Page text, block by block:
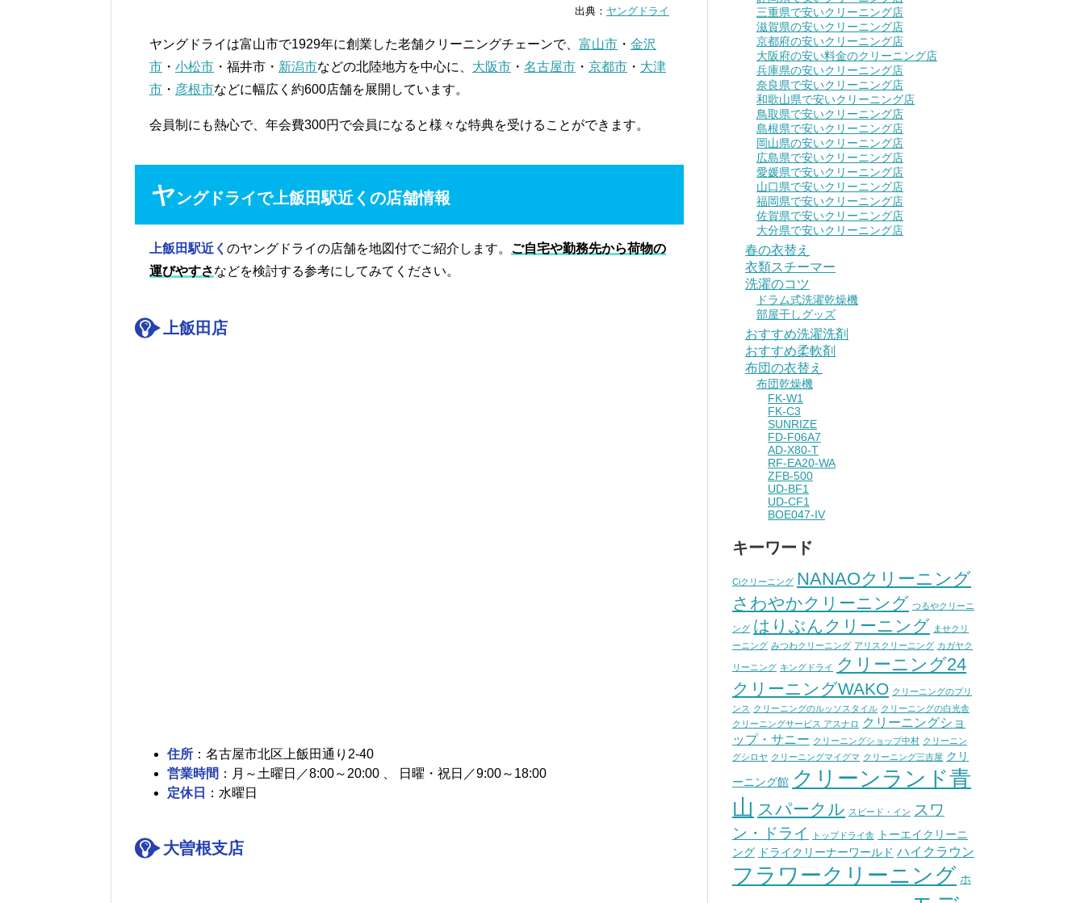
出典： ヤングドライ
ヤングドライは富山市で1929年に創業した老舗クリーニングチェーンで、 富山市 ・ 金沢
市 ・ 小松市 ・福井市・ 新潟市などの北陸地方を中心に、 大阪市 ・ 名古屋市 ・ 京都市 ・ 大津
市 ・ 彦根市などに幅広く約600店舗を展開しています。
会員制にも熱心で、年会費300円で会員になると様々な特典を受けることができます。
ヤングドライで上飯田駅近くの店舗情報
上飯田駅近く のヤングドライの店舗を地図付でご紹介します。 ご自宅や勤務先から荷物の
運びやすさなどを検討する参考にしてみてください。
上飯田店
住所 ：名古屋市北区上飯田通り2-40
営業時間 ：月～土曜日／8:00～20:00 、 日曜・祝日／9:00～18:00
定休日
：水曜日
大曽根支店
三重県で安いクリーニング店
滋賀県の安いクリーニング店
京都府の安いクリーニング店
大阪府の安い料金のクリーニング店
兵庫県の安いクリーニング店
奈良県で安いクリーニング店
和歌山県で安いクリーニング店
鳥取県で安いクリーニング店
島根県で安いクリーニング店
岡山県の安いクリーニング店
広島県で安いクリーニング店
愛媛県で安いクリーニング店
山口県で安いクリーニング店
福岡県で安いクリーニング店
佐賀県で安いクリーニング店
大分県で安いクリーニング店
春の衣替え
衣類スチーマー
洗濯のコツ
ドラム式洗濯乾燥機
部屋干しグッズ
おすすめ洗濯洗剤
おすすめ柔軟剤
布団の衣替え
布団乾燥機
FK-W1
FK-C3
SUNRIZE
FD-F06A7
AD-X80-T
RF-EA20-WA
ZFB-500
UD-BF1
UD-CF1
BOE047-IV
キーワード
Ciクリーニング NANAOクリーニング
さわやかクリーニング つるやクリーニ
ング はりぶんクリーニング ませクリ
ーニング みつわクリーニング アリスクリーニング カガヤク
リーニング キングドライ クリーニング24
クリーニングWAKO クリーニングのプリ
ンス クリーニングのルッソスタイル クリーニングの白光舎
クリーニングサービス アスナロ
クリーニングショ
ップ・サニー クリーニングショップ中村 クリーニン
グシロヤ クリーニングマイグマ クリーニング三吉屋 クリ
ーニング館 クリーンランド青
山 スパークル スピード・イン スワ
ン・ドライ
トップドライ舎
トーエイクリーニ
ング ドライクリーナーワールド ハイクラウン
フラワークリーニング ホ